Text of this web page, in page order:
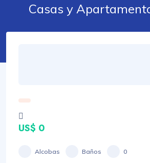
Casas y
US$ 0
Alcobas Baños 0